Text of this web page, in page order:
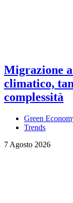
Migrazione
climatico,
complessità
Green
Trends
7 Agosto 2026